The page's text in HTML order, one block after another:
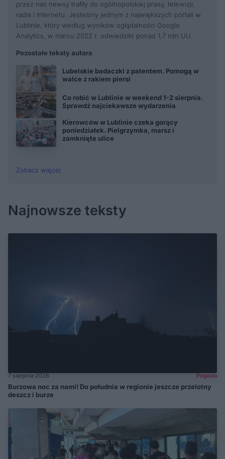
przez nas newsy trafiły do ogólnopolskiej prasy, telewizji,
radia i Internetu. Jesteśmy jednym z największych portali w
Lublinie, który według wyników oglądalności Google
Analytics, w marcu 2022 r. odwiedziło ponad 1,7 mln UU.
Pozostałe teksty autora
Lubelskie badaczki z patentem. Pomogą w
walce z rakiem piersi
Co robić w Lublinie w weekend 1-2 sierpnia.
Sprawdź najciekawsze wydarzenia
Kierowców w Lublinie czeka gorący
poniedziałek. Pielgrzymka, marsz i
zamknięte ulice
Zobacz więcej
Najnowsze teksty
7 sierpnia 2026 Pogoda
Burzowa noc za nami! Do południa w regionie jeszcze przelotny
deszcz i burze